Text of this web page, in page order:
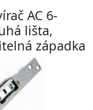
AC 6-
lišta,
západka